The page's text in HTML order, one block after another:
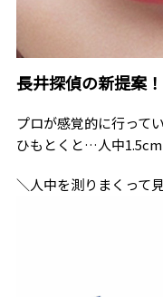
長井探偵の新提案
プロが感覚的に行って
ひもとくと…人中
＼人中を測りまくって